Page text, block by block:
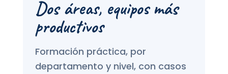
Dos áreas, equipos más
productivos
Formación práctica, por
departamento y nivel, con casos